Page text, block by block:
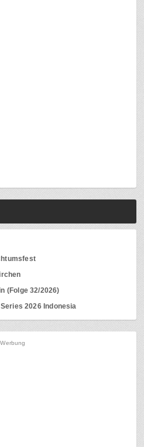
(Folge 32/2026)
2026 Indonesia
Werbung